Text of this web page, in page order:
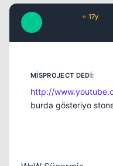
⭐ 17y
http://
burda gösteriyo